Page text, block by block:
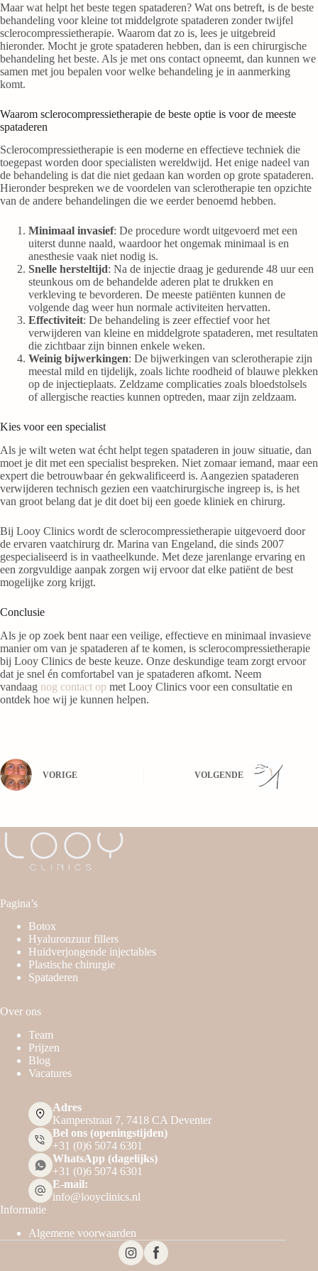
Maar wat helpt het beste tegen spataderen? Wat ons betreft, is de beste
behandeling voor kleine tot middelgrote spataderen zonder twijfel
sclerocompressietherapie. Waarom dat zo is, lees je uitgebreid
hieronder. Mocht je grote spataderen hebben, dan is een chirurgische
behandeling het beste. Als je met ons contact opneemt, dan kunnen we
samen met jou bepalen voor welke behandeling je in aanmerking
komt.
Waarom sclerocompressietherapie de beste optie is voor de meeste
spataderen
Sclerocompressietherapie is een moderne en effectieve techniek die
toegepast worden door specialisten wereldwijd. Het enige nadeel van
de behandeling is dat die niet gedaan kan worden op grote spataderen.
Hieronder bespreken we de voordelen van sclerotherapie ten opzichte
van de andere behandelingen die we eerder benoemd hebben.
Minimaal invasief: De procedure wordt uitgevoerd met een
uiterst dunne naald, waardoor het ongemak minimaal is en
anesthesie vaak niet nodig is.
Snelle hersteltijd: Na de injectie draag je gedurende 48 uur een
steunkous om de behandelde aderen plat te drukken en
verkleving te bevorderen. De meeste patiënten kunnen de
volgende dag weer hun normale activiteiten hervatten​​.
Effectiviteit: De behandeling is zeer effectief voor het
verwijderen van kleine en middelgrote spataderen, met resultaten
die zichtbaar zijn binnen enkele weken​​.
Weinig bijwerkingen: De bijwerkingen van sclerotherapie zijn
meestal mild en tijdelijk, zoals lichte roodheid of blauwe plekken
op de injectieplaats. Zeldzame complicaties zoals bloedstolsels
of allergische reacties kunnen optreden, maar zijn zeldzaam​​​​.
Kies voor een specialist
Als je wilt weten wat écht helpt tegen spataderen in jouw situatie, dan
moet je dit met een specialist bespreken. Niet zomaar iemand, maar een
expert die betrouwbaar én gekwalificeerd is. Aangezien spataderen
verwijderen technisch gezien een vaatchirurgische ingreep is, is het
van groot belang dat je dit doet bij een goede kliniek en chirurg.
Bij Looy Clinics wordt de sclerocompressietherapie uitgevoerd door
de ervaren vaatchirurg dr. Marina van Engeland, die sinds 2007
gespecialiseerd is in vaatheelkunde. Met deze jarenlange ervaring en
een zorgvuldige aanpak zorgen wij ervoor dat elke patiënt de best
mogelijke zorg krijgt.
Conclusie
Als je op zoek bent naar een veilige, effectieve en minimaal invasieve
manier om van je spataderen af te komen, is sclerocompressietherapie
bij Looy Clinics de beste keuze. Onze deskundige team zorgt ervoor
dat je snel én comfortabel van je spataderen afkomt. Neem
vandaag nog contact op met Looy Clinics voor een consultatie en
ontdek hoe wij je kunnen helpen.
VORIGE VOLGENDE
Pagina’s
Botox
Hyaluronzuur fillers
Huidverjongende injectables
Plastische chirurgie
Spataderen
Over ons
Team
Prijzen
Blog
Vacatures
Adres
Kamperstraat 7, 7418 CA Deventer
Bel ons (openingstijden)
+31 (0)6 5074 6301
WhatsApp (dagelijks)
+31 (0)6 5074 6301
E-mail:
info@looyclinics.nl
Informatie
Algemene voorwaarden